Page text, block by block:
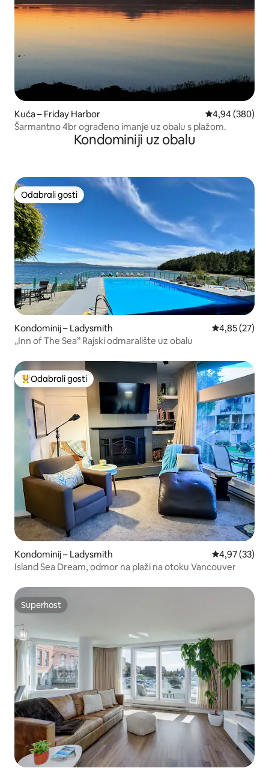
Kuća – Friday Harbor Prosječna
4,94 (380)
Šarmantno 4br ograđeno imanje uz obalu s plažom.
Kondominiji uz obalu
Odabrali gosti
Odabrali gosti
Kondominij – Ladysmith Prosječna
4,85 (27)
„Inn of The Sea” Rajski odmaralište uz obalu
Među najviše rangiranima s oznakom „Odabrali gosti”
Odabrali gosti
Kondominij – Ladysmith Prosječna
4,97 (33)
Island Sea Dream, odmor na plaži na otoku Vancouver
Superhost
Superhost